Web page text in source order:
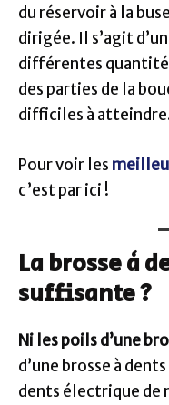
du réservoir à la
dirigée. Il s’agit
différentes
des parties de la
difficiles à
Pour voir les
c’est par ici !
La brosse à
suffisante ?
Ni les poils d’une
d’une brosse à
dents électrique de